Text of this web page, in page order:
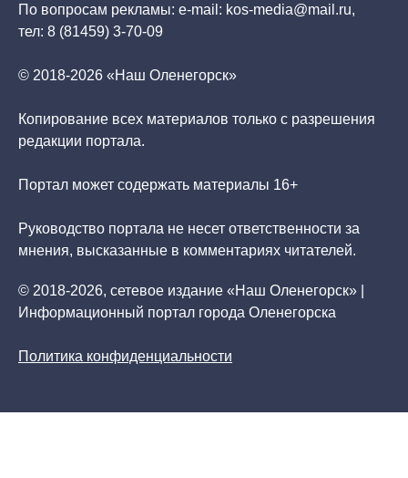
По вопросам рекламы: e-mail: kos-media@mail.ru,
тел: 8 (81459) 3-70-09
© 2018-2026 «Наш Оленегорск»
Копирование всех материалов только с разрешения
редакции портала.
Портал может содержать материалы 16+
Руководство портала не несет ответственности за
мнения, высказанные в комментариях читателей.
© 2018-2026, сетевое издание «Наш Оленегорск» |
Информационный портал города Оленегорска
Политика конфиденциальности